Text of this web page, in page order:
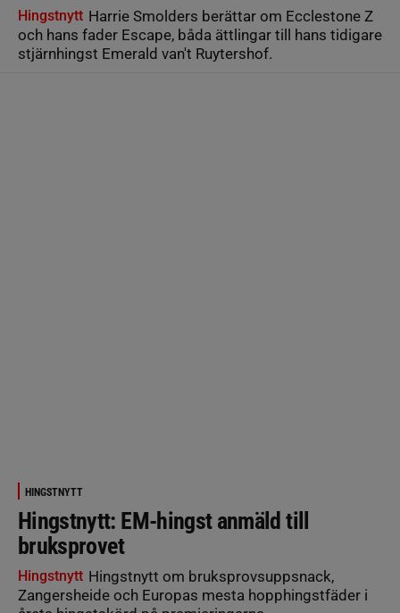
Hingstnytt Harrie Smolders berättar om Ecclestone Z
och hans fader Escape, båda ättlingar till hans tidigare
stjärnhingst Emerald van't Ruytershof.
HINGSTNYTT
Hingstnytt: EM-hingst anmäld till
bruksprovet
Hingstnytt Hingstnytt om bruksprovsuppsnack,
Zangersheide och Europas mesta hopphingstfäder i